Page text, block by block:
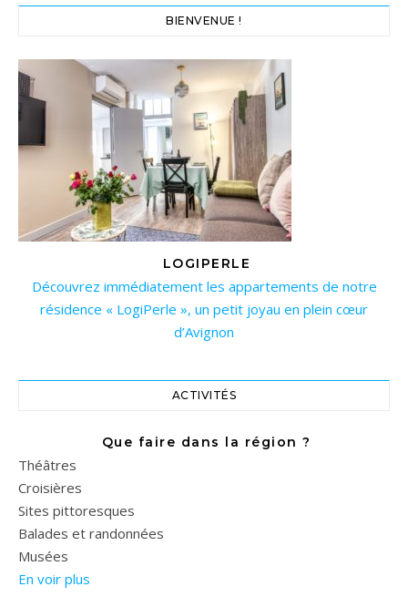
BIENVENUE !
LOGIPERLE
Découvrez immédiatement les appartements de notre
résidence « LogiPerle », un petit joyau en plein cœur
d’Avignon
ACTIVITÉS
Que faire dans la région ?
Théâtres
Croisières
Sites pittoresques
Balades et randonnées
Musées
En voir plus